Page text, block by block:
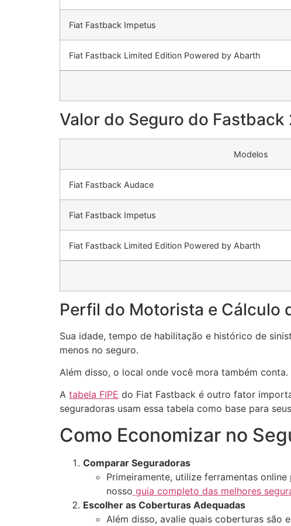
Fiat Fastback Impetus
Fiat Fastback Limited Edition Powered by Abarth
Valor do Seguro do Fastback
Modelos
Fiat Fastback Audace
Fiat Fastback Impetus
Fiat Fastback Limited Edition Powered by Abarth
Perfil do Motorista e Cálculo
Sua idade, tempo de habilitação e histórico de
menos no seguro.
Além disso, o local onde você mora também
A tabela FIPE do Fiat Fastback é outro fator
seguradoras usam essa tabela como base para
Como Economizar no
Comparar Seguradoras
Primeiramente, utilize ferramentas
nosso guia completo das melhores
Escolher as Coberturas Adequadas
Além disso, avalie quais coberturas são